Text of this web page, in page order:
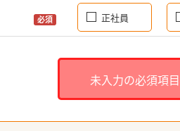
必須 正社員
未入力の必須項